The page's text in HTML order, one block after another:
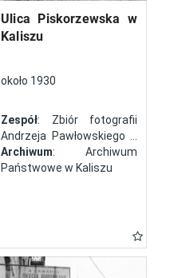
Ulica Piskorzewska w
Kaliszu
około 1930
Zespół: Zbiór fotografii
Andrzeja Pawłowskiego z
Kalisza
Archiwum: Archiwum
Państwowe w Kaliszu